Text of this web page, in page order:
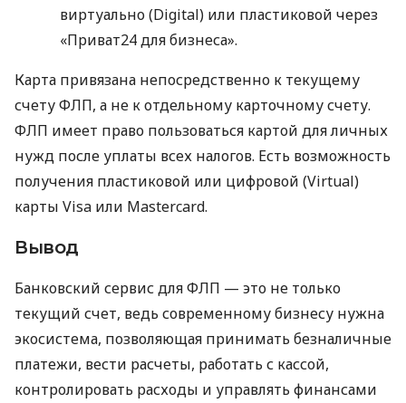
виртуально (Digital) или пластиковой через
«Приват24 для бизнеса».
Карта привязана непосредственно к текущему
счету ФЛП, а не к отдельному карточному счету.
ФЛП имеет право пользоваться картой для личных
нужд после уплаты всех налогов. Есть возможность
получения пластиковой или цифровой (Virtual)
карты Visa или Mastercard.
Вывод
Банковский сервис для ФЛП — это не только
текущий счет, ведь современному бизнесу нужна
экосистема, позволяющая принимать безналичные
платежи, вести расчеты, работать с кассой,
контролировать расходы и управлять финансами